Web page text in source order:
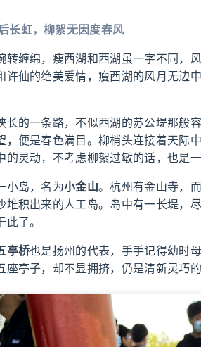
长虹，柳絮无因度春风
转缠绵，瘦西湖和西湖虽一字不同，
许仙的绝美爱情，瘦西湖的风月无边
长的一条路，不似西湖的苏公堤那般
，便是春色满目。柳梢头连接着天际
的灵动，不考虑柳絮过敏的话，也是一
小岛，名为小金山。杭州有金山寺，
堆积出来的人工岛。岛中有一长堤，
了。
亭桥也是扬州的代表，手手记得幼时
座亭子，却不显拥挤，仍是清新灵巧